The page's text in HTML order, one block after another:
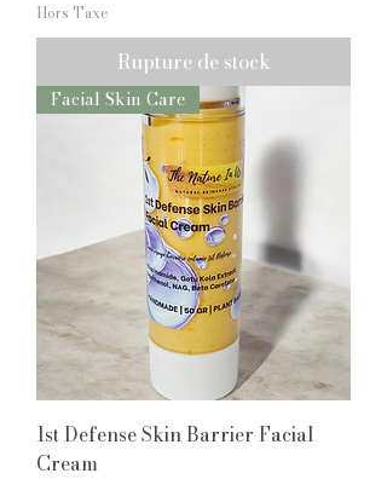
Hors Taxe
Rupture de stock
Facial Skin Care
1st Defense Skin Barrier Facial
Cream